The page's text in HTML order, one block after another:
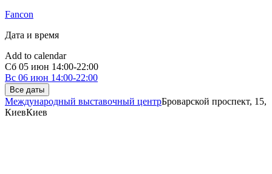
Fancon
Дата и время
Add to calendar
Сб 05 июн 14:00-22:00
Вс 06 июн 14:00-22:00
Все даты
Международный выставочный центрБроварской проспект, 15,
КиевКиев